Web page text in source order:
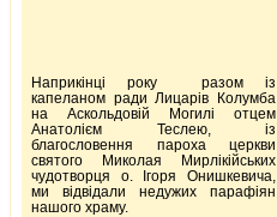
Наприкінці року разом із
капеланом ради Лицарів Колумба
на Аскольдовій Могилі отцем
Анатолієм Теслею, із
благословення пароха церкви
святого Миколая Мирлікійських
чудотворця о. Ігоря Онишкевича,
ми відвідали недужих парафіян
нашого храму.